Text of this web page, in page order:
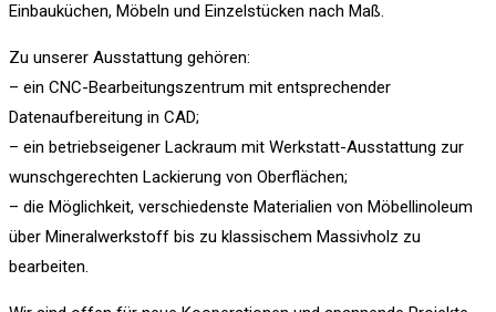
Einbauküchen, Möbeln und Einzelstücken nach Maß.
Zu unserer Ausstattung gehören:
– ein CNC-Bearbeitungszentrum mit entsprechender
Datenaufbereitung in CAD;
– ein betriebseigener Lackraum mit Werkstatt-Ausstattung zur
wunschgerechten Lackierung von Oberflächen;
– die Möglichkeit, verschiedenste Materialien von Möbellinoleum
über Mineralwerkstoff bis zu klassischem Massivholz zu
bearbeiten.